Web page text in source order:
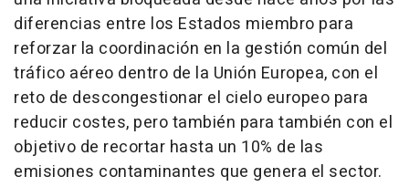
diferencias entre los Estados miembro para
reforzar la coordinación en la gestión común del
tráfico aéreo dentro de la Unión Europea, con el
reto de descongestionar el cielo europeo para
reducir costes, pero también para también con el
objetivo de recortar hasta un 10% de las
emisiones contaminantes que genera el sector.